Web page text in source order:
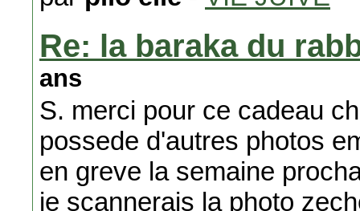
Re: la baraka du
ans
S. merci pour ce cadeau
possede d'autres photos
en greve la semaine
je scannerais la photo